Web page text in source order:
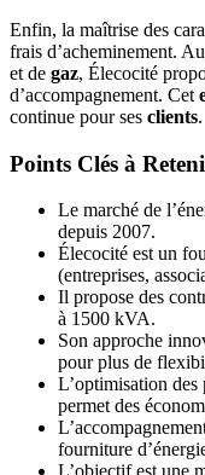
Enfin, la maîtrise des
frais d’acheminement.
et de gaz, Élecocité
d’accompagnement. Cet
continue pour ses clients.
Points Clés à
Le marché de
depuis 2007.
Élecocité est un
(entreprises,
Il propose des
à 1500 kVA.
Son approche
pour plus de
L’optimisation des
permet des
fourniture